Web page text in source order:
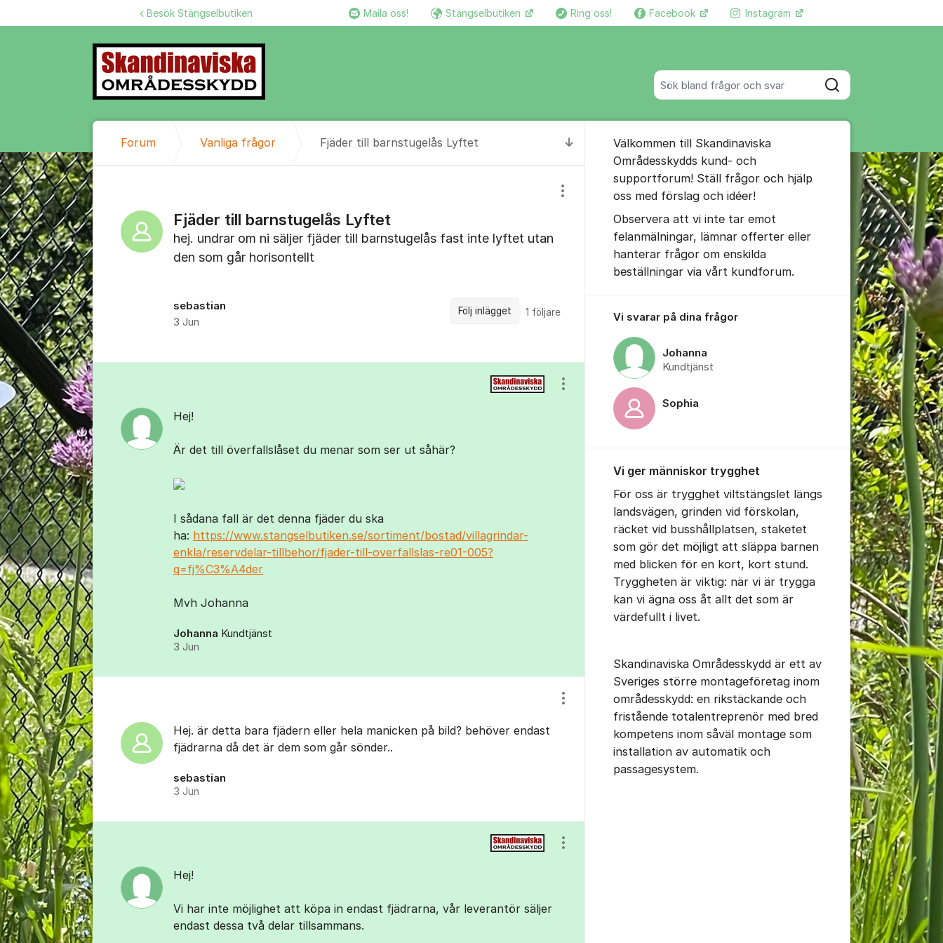
Sök bland alla inlägg
Sök
Besök Stängselbutiken Maila oss! Stängselbutiken Ring oss! Facebook Instagram Fler supportlänkar
Till senaste kommentaren
Forum Vanliga frågor Fjäder till barnstugelås Lyftet
Fjäder till barnstugelås Lyftet
Visa/dölj inställningar för inlägg/kommentar
hej. undrar om ni säljer fjäder till barnstugelås fast inte lyftet utan
den som går horisontellt
sebastian
3 Jun
Följ inlägget 1 följare
Hej!
Är det till överfallslåset du menar som ser ut såhär?
I sådana fall är det denna fjäder du ska
ha: https://www.stangselbutiken.se/sortiment/bostad/villagrindar-
enkla/reservdelar-tillbehor/fjader-till-overfallslas-re01-005?
q=fj%C3%A4der
Mvh Johanna
Johanna Kundtjänst
3 Jun
Visa/dölj inställningar för inlägg/kommentar
Hej. är detta bara fjädern eller hela manicken på bild? behöver endast
fjädrarna då det är dem som går sönder..
sebastian
3 Jun
Visa/dölj inställningar för inlägg/kommentar
Hej!
Vi har inte möjlighet att köpa in endast fjädrarna, vår leverantör säljer
endast dessa två delar tillsammans.
Visa/dölj inställningar för inlägg/kommentar
Välkommen till Skandinaviska
Områdesskydds kund- och
supportforum! Ställ frågor och hjälp
oss med förslag och idéer!
Observera att vi inte tar emot
felanmälningar, lämnar offerter eller
hanterar frågor om enskilda
beställningar via vårt kundforum.
Vi svarar på dina frågor
Johanna
Kundtjänst
Sophia
Vi ger människor trygghet
För oss är trygghet viltstängslet längs
landsvägen, grinden vid förskolan,
räcket vid busshållplatsen, staketet
som gör det möjligt att släppa barnen
med blicken för en kort, kort stund.
Tryggheten är viktig: när vi är trygga
kan vi ägna oss åt allt det som är
värdefullt i livet.
Skandinaviska Områdesskydd är ett av
Sveriges större montageföretag inom
områdesskydd: en rikstäckande och
fristående totalentreprenör med bred
kompetens inom såväl montage som
installation av automatik och
passagesystem.